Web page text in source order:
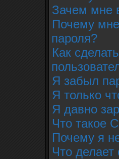
Зачем мне
Почему
пароля?
Как
Я забыл
Я только
Я давно
Что такое
Почему я
Что